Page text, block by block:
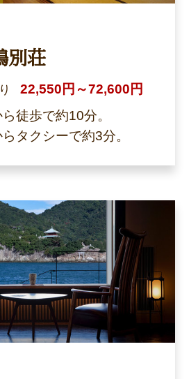
別荘
22,550円～72,600円
徒歩で約10分。
タクシーで約3分。